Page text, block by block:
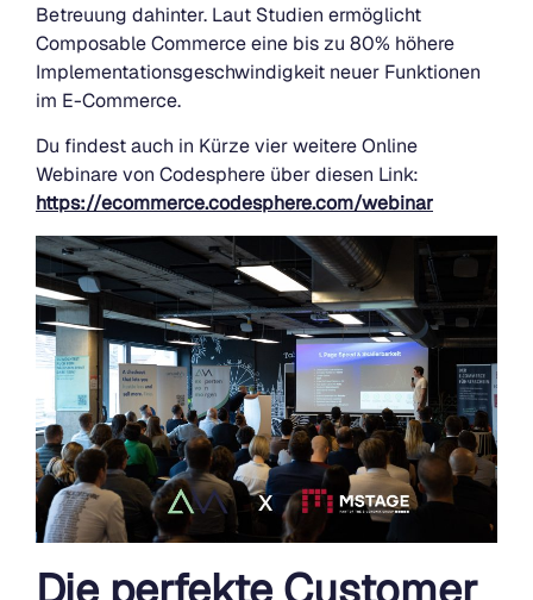
Betreuung dahinter. Laut Studien ermöglicht
Composable Commerce eine bis zu 80% höhere
Implementationsgeschwindigkeit neuer Funktionen
im E-Commerce.
Du findest auch in Kürze vier weitere Online
Webinare von Codesphere über diesen Link:
https://ecommerce.codesphere.com/webinar